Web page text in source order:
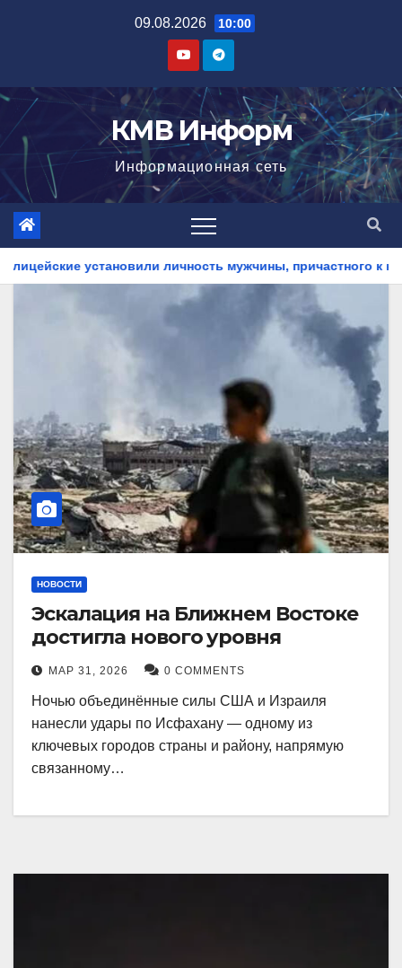
09.08.2026 10:00
КМВ Информ
Информационная сеть
мужчины, причастного к кражам имущества из квартир
НОВОСТИ
Эскалация на Ближнем Востоке
достигла нового уровня
МАР 31, 2026 0 COMMENTS
Ночью объединённые силы США и Израиля
нанесли удары по Исфахану — одному из
ключевых городов страны и району, напрямую
связанному…